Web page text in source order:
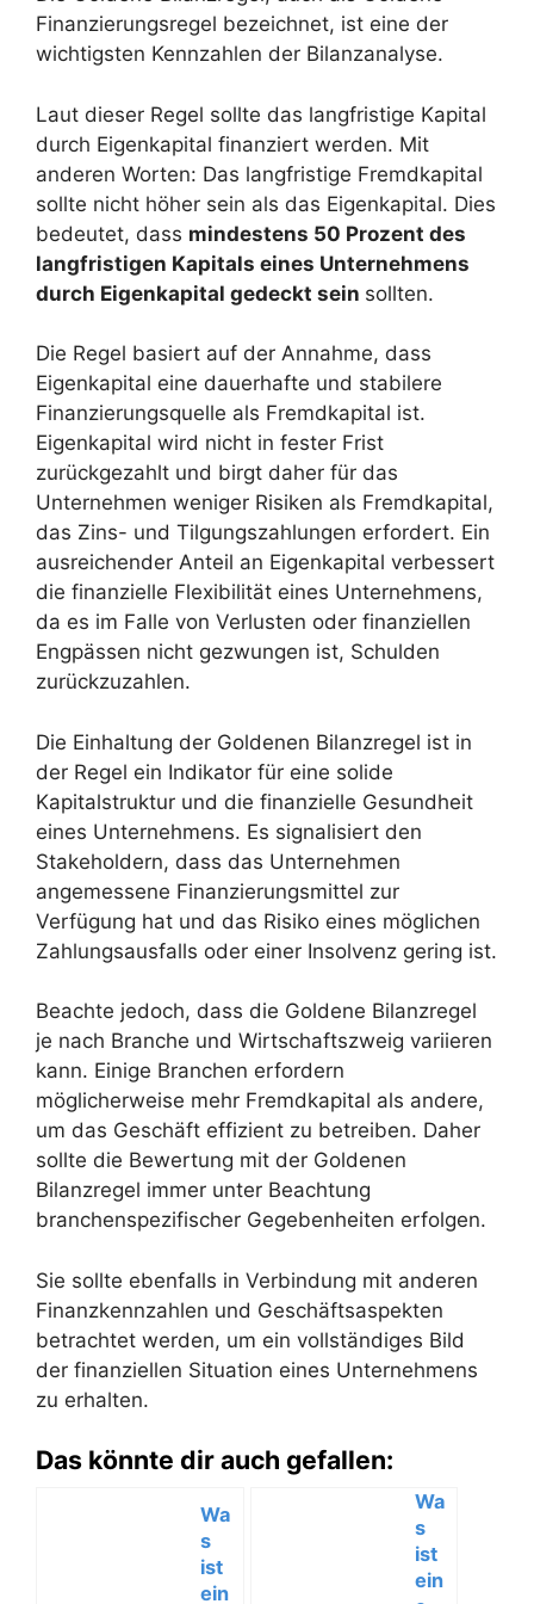
Finanzierungsregel bezeichnet, ist eine der
wichtigsten Kennzahlen der Bilanzanalyse.
Laut dieser Regel sollte das langfristige Kapital
durch Eigenkapital finanziert werden. Mit
anderen Worten: Das langfristige Fremdkapital
sollte nicht höher sein als das Eigenkapital. Dies
bedeutet, dass mindestens 50 Prozent des
langfristigen Kapitals eines Unternehmens
durch Eigenkapital gedeckt sein sollten.
Die Regel basiert auf der Annahme, dass
Eigenkapital eine dauerhafte und stabilere
Finanzierungsquelle als Fremdkapital ist.
Eigenkapital wird nicht in fester Frist
zurückgezahlt und birgt daher für das
Unternehmen weniger Risiken als Fremdkapital,
das Zins- und Tilgungszahlungen erfordert. Ein
ausreichender Anteil an Eigenkapital verbessert
die finanzielle Flexibilität eines Unternehmens,
da es im Falle von Verlusten oder finanziellen
Engpässen nicht gezwungen ist, Schulden
zurückzuzahlen.
Die Einhaltung der Goldenen Bilanzregel ist in
der Regel ein Indikator für eine solide
Kapitalstruktur und die finanzielle Gesundheit
eines Unternehmens. Es signalisiert den
Stakeholdern, dass das Unternehmen
angemessene Finanzierungsmittel zur
Verfügung hat und das Risiko eines möglichen
Zahlungsausfalls oder einer Insolvenz gering ist.
Beachte jedoch, dass die Goldene Bilanzregel
je nach Branche und Wirtschaftszweig variieren
kann. Einige Branchen erfordern
möglicherweise mehr Fremdkapital als andere,
um das Geschäft effizient zu betreiben. Daher
sollte die Bewertung mit der Goldenen
Bilanzregel immer unter Beachtung
branchenspezifischer Gegebenheiten erfolgen.
Sie sollte ebenfalls in Verbindung mit anderen
Finanzkennzahlen und Geschäftsaspekten
betrachtet werden, um ein vollständiges Bild
der finanziellen Situation eines Unternehmens
zu erhalten.
Das könnte dir auch gefallen:
Wa
s
ist
ein
Wa
s
ist
ein